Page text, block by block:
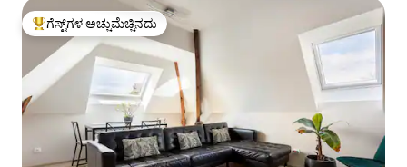
ಗೆಸ್ಟ್‌ಗಳಿಗೆ ಅತಿ ಹೆಚ್ಚು ಅಚ್ಚುಮೆಚ್ಚಿನದು
ಗೆಸ್ಟ್‌ಗಳ ಅಚ್ಚುಮೆಚ್ಚಿನದು